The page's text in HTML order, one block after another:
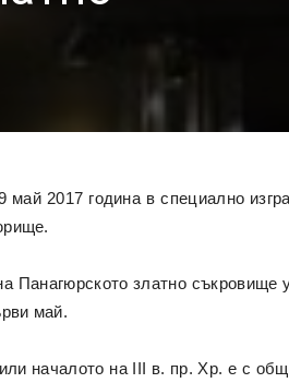
2017 година в специално
Панагюрското златно съкровище
май.
началото на III в. пр. Хр. е с